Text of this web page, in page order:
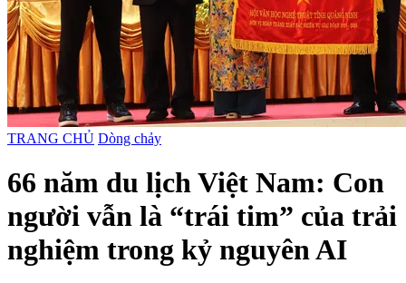
TRANG CHỦ Dòng chảy
66 năm du lịch Việt Nam: Con
người vẫn là “trái tim” của trải
nghiệm trong kỷ nguyên AI